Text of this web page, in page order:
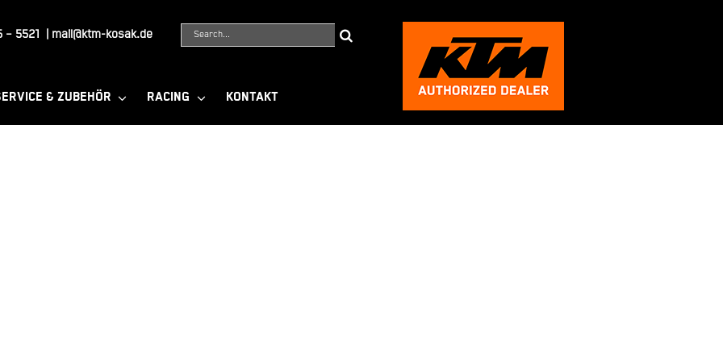
– 5521 mail@ktm-kosak.de
Suche
& ZUBEHÖR RACING KONTAKT